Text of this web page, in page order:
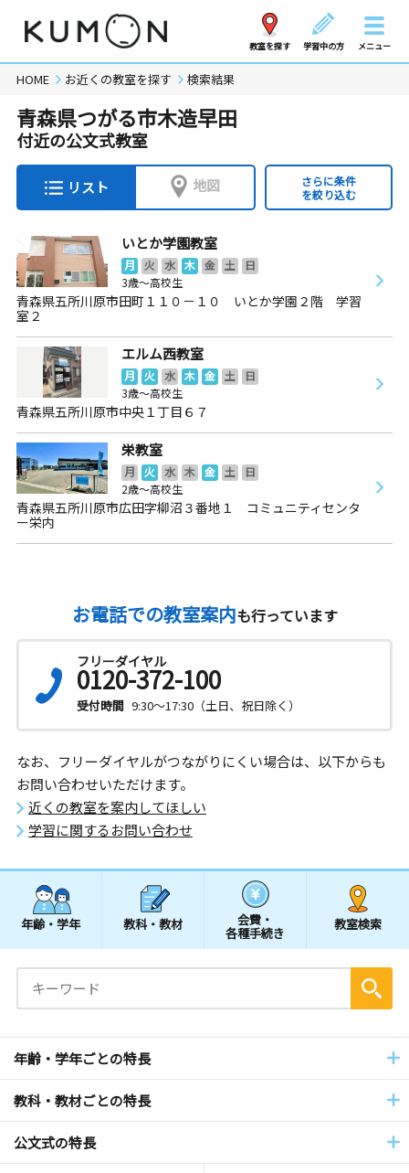
教室を探す 学習中の方 メニュー
HOME お近くの教室を探す 検索結果
青森県つがる市木造早田
付近の公文式教室
リスト 地図
さらに条件
を絞り込む
いとか学園教室
月 火 水 木 金 土
日
3歳～高校生
青森県五所川原市田町１１０－１０ いとか学園２階 学習
室２
エルム西教室
月 火 水 木 金 土
日
3歳～高校生
青森県五所川原市中央１丁目６７
栄教室
月 火 水 木 金 土
日
2歳～高校生
青森県五所川原市広田字柳沼３番地１ コミュニティセンタ
ー栄内
お電話での教室案内も行っています
フリーダイヤル
0120-372-100
受付時間 9:30～17:30（土日、祝日除く）
なお、フリーダイヤルがつながりにくい場合は、以下からも
お問い合わせいただけます。
近くの教室を案内してほしい
学習に関するお問い合わせ
年齢・学年 教科・教材 会費・
各種手続き
教室検索
年齢・学年ごとの特長
教科・教材ごとの特長
公文式の特長